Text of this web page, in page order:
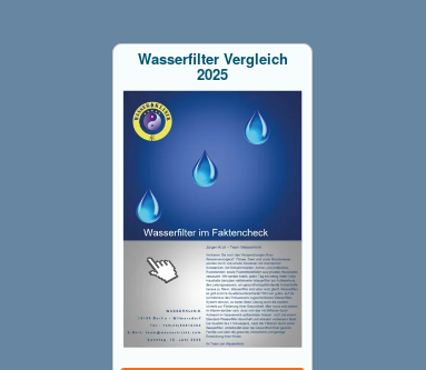
Wasserfilter Vergleich
2025